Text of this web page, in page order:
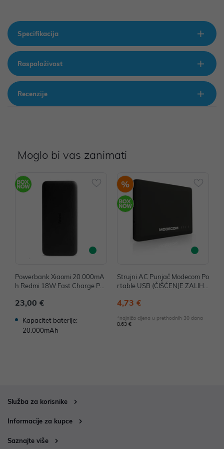
Specifikacija
Raspoloživost
Recenzije
Moglo bi vas zanimati
Powerbank Xiaomi 20.000mA
h Redmi 18W Fast Charge PB
23,00 €
Kapacitet baterije:
20.000mAh
%
Strujni AC Punjač Modecom Po
rtable USB (ČIŠĆENJE ZALIH
4,73 €
*najniža cijena u prethodnih 30 dana
8,63 €
Služba za korisnike
Informacije za kupce
Saznajte više